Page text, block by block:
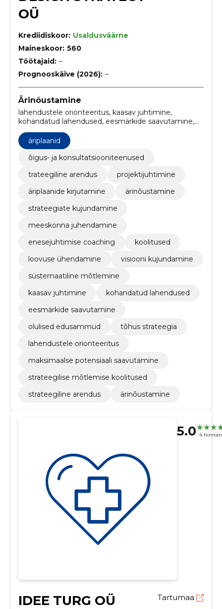
OÜ
Krediidiskoor: Usaldusväärne
Maineskoor: 560
Töötajaid: –
Prognooskäive (2026): –
Ärinõustamine
lahendustele orionteeritus, kaasav juhtimine,
kohandatud lahendused, eesmärkide saavutamine,
mõtlemise koolitused, Äriplaanid, strateegiline
arendus, süstemaatiline mõtlemine
äriplaanid
õigus- ja konsultatsiooniteenused
trateegiline arendus
projektijuhtimine
äriplaanide kirjutamine
ärinõustamine
strateegiate kujundamine
meeskonna juhendamine
enesejuhtimise coaching
koolitused
loovuse ühendamine
visiooni kujundamine
süstemaatiline mõtlemine
kaasav juhtimine
kohandatud lahendused
eesmärkide saavutamine
olulised edusammud
tõhus strateegia
lahendustele orionteeritus
maksimaalse potensiaali saavutamine
strateegilise mõtlemise koolitused
strateegiline arendus
ärinõustamine
5.0 4
IDEE TURG OÜ Tartumaa